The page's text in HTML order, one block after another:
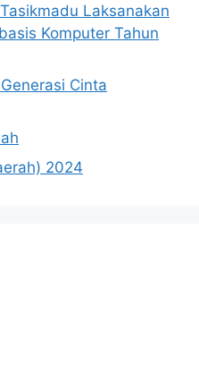
Laksanakan
Komputer Tahun
Cinta
2024